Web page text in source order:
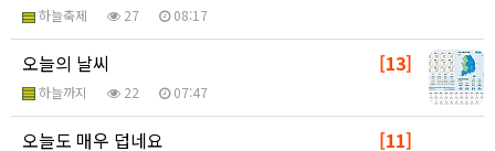
하늘축제 27 08:17
[13]
오늘의 날씨
하늘까지 22 07:47
[11]
오늘도 매우 덥네요